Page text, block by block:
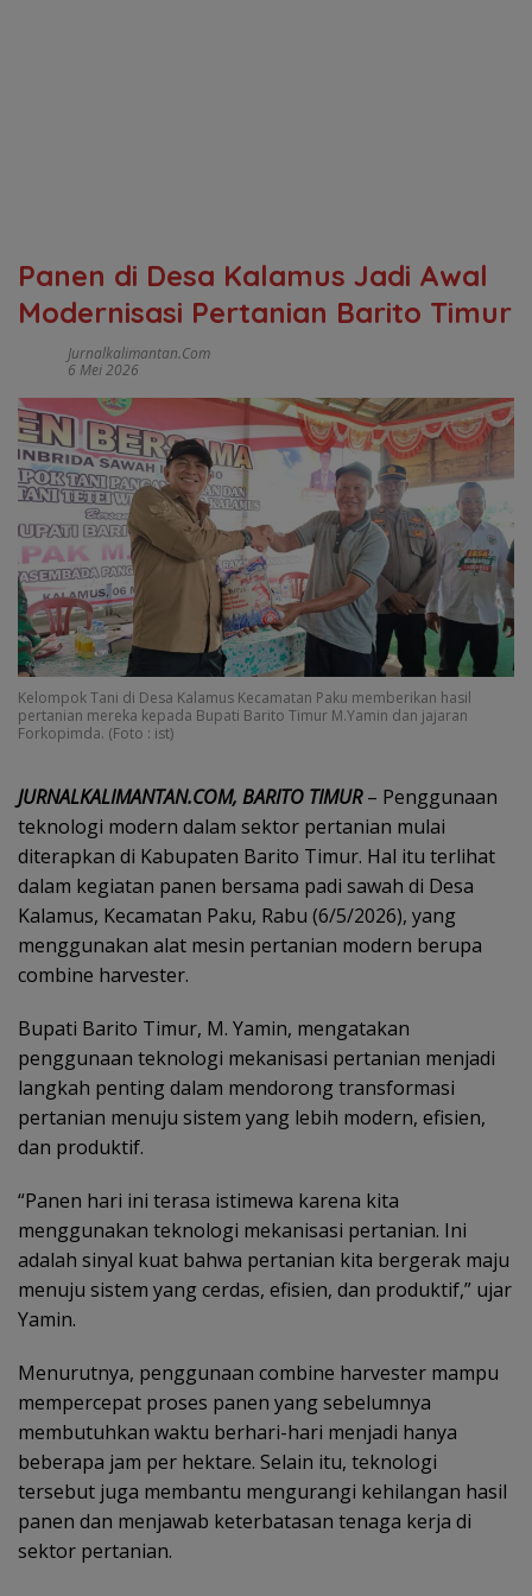
Panen di Desa Kalamus Jadi Awal
Modernisasi Pertanian Barito Timur
Jurnalkalimantan.com
6 Mei 2026
Kelompok Tani di Desa Kalamus Kecamatan Paku memberikan hasil
pertanian mereka kepada Bupati Barito Timur M.Yamin dan jajaran
Forkopimda. (Foto : ist)
JURNALKALIMANTAN.COM, BARITO TIMUR– Penggunaan
teknologi modern dalam sektor pertanian mulai
diterapkan di Kabupaten Barito Timur. Hal itu terlihat
dalam kegiatan panen bersama padi sawah di Desa
Kalamus, Kecamatan Paku, Rabu (6/5/2026), yang
menggunakan alat mesin pertanian modern berupa
combine harvester.
Bupati Barito Timur, M. Yamin, mengatakan
penggunaan teknologi mekanisasi pertanian menjadi
langkah penting dalam mendorong transformasi
pertanian menuju sistem yang lebih modern, efisien,
dan produktif.
“Panen hari ini terasa istimewa karena kita
menggunakan teknologi mekanisasi pertanian. Ini
adalah sinyal kuat bahwa pertanian kita bergerak maju
menuju sistem yang cerdas, efisien, dan produktif,” ujar
Yamin.
Menurutnya, penggunaan combine harvester mampu
mempercepat proses panen yang sebelumnya
membutuhkan waktu berhari-hari menjadi hanya
beberapa jam per hektare. Selain itu, teknologi
tersebut juga membantu mengurangi kehilangan hasil
panen dan menjawab keterbatasan tenaga kerja di
sektor pertanian.